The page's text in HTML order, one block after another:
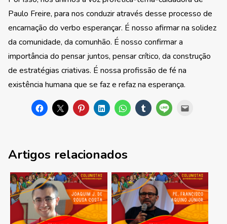
Paulo Freire, para nos conduzir através desse processo de
encarnação do verbo esperançar. É nosso afirmar na solidez
da comunidade, da comunhão. É nosso confirmar a
importância do pensar juntos, pensar crítico, da construção
de estratégias criativas. É nossa profissão de fé na
existência humana que se faz e refaz na esperança.
Artigos relacionados